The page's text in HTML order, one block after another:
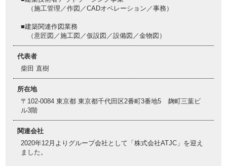
（施工管理／作図／CADオペレーション／事務）
■建築関連作図業務
（意匠図／施工図／仮設図／設備図／金物図）
代表者
柴田 直樹
所在地
〒102-0084 東京都 東京都千代田区2番町3番地5 麹町三葉ビ
ル3階
関連会社
2020年12月よりグループ会社として「株式会社ATJC」を迎え
ました。